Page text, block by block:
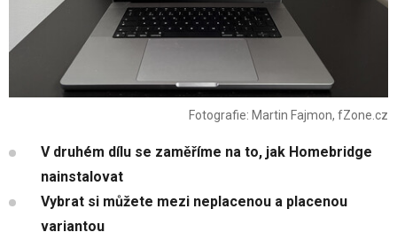
Fotografie: Martin Fajmon, fZone.cz
V druhém dílu se zaměříme na to, jak Homebridge
nainstalovat
Vybrat si můžete mezi neplacenou a placenou
variantou